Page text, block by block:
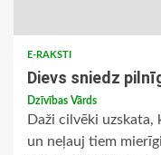
E-RAKSTI
Dievs sniedz
Dzīvības Vārds
Daži cilvēki uzskata,
un neļauj tiem